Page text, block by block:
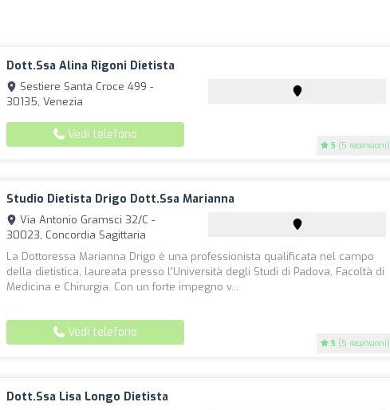
Dott.ssa Alina Rigoni Dietista
5 (5 recensioni)
Sestiere Santa Croce 499 -
30135, Venezia
Vedi telefono
Studio Dietista Drigo Dott.ssa Marianna
5 (5 recensioni)
Via Antonio Gramsci 32/C -
30023, Concordia Sagittaria
La Dottoressa Marianna Drigo è una professionista qualificata nel campo
della dietistica, laureata presso l'Università degli Studi di Padova, Facoltà di
Medicina e Chirurgia. Con un forte impegno v...
Vedi telefono
Dott.ssa Lisa Longo Dietista